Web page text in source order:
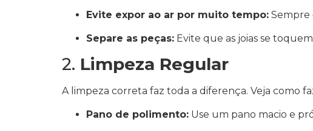
Evite expor ao ar por muito tempo: Sempre
Separe as peças: Evite que as joias se
2. Limpeza Regular
A limpeza correta faz toda a diferença. Veja como
Pano de polimento: Use um pano macio e